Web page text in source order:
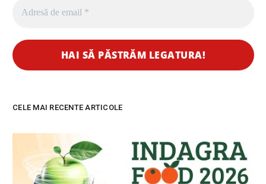
CELE MAI RECENTE ARTICOLE